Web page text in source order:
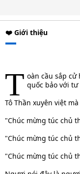
❤️ Giới thiệu
T oàn cầu sắp
quốc bảo với
Tô Thần xuyên việt
"Chúc mừng túc chủ
"Chúc mừng túc chủ
"Chúc mừng túc chủ